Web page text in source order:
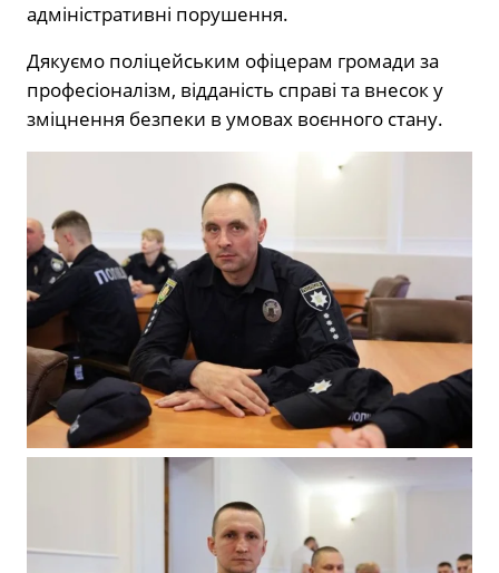
адміністративні порушення.
Дякуємо поліцейським офіцерам громади за
професіоналізм, відданість справі та внесок у
зміцнення безпеки в умовах воєнного стану.